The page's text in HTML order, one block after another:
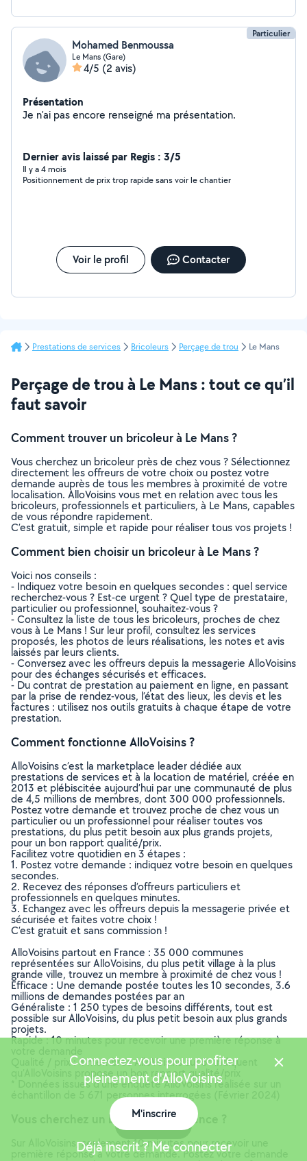
Particulier
Mohamed Benmoussa
Le Mans (Gare)
4/5 (2 avis)
Présentation
Je n'ai pas encore renseigné ma présentation.
Dernier avis laissé par Regis : 3/5
Il y a 4 mois
Positionnement de prix trop rapide sans voir le chantier
Voir le profil Contacter
Prestations de services Bricoleurs Perçage de trou Le Mans
Perçage de trou à Le Mans : tout ce qu’il
faut savoir
Comment trouver un bricoleur à Le Mans ?
Vous cherchez un bricoleur près de chez vous ? Sélectionnez
directement les offreurs de votre choix ou postez votre
demande auprès de tous les membres à proximité de votre
localisation. AlloVoisins vous met en relation avec tous les
bricoleurs, professionnels et particuliers, à Le Mans, capables
de vous répondre rapidement.
C’est gratuit, simple et rapide pour réaliser tous vos projets !
Comment bien choisir un bricoleur à Le Mans ?
Voici nos conseils :
- Indiquez votre besoin en quelques secondes : quel service
recherchez-vous ? Est-ce urgent ? Quel type de prestataire,
particulier ou professionnel, souhaitez-vous ?
- Consultez la liste de tous les bricoleurs, proches de chez
vous à Le Mans ! Sur leur profil, consultez les services
proposés, les photos de leurs réalisations, les notes et avis
laissés par leurs clients.
- Conversez avec les offreurs depuis la messagerie AlloVoisins
pour des échanges sécurisés et efficaces.
- Du contrat de prestation au paiement en ligne, en passant
par la prise de rendez-vous, l’état des lieux, les devis et les
factures : utilisez nos outils gratuits à chaque étape de votre
prestation.
Comment fonctionne AlloVoisins ?
AlloVoisins c’est la marketplace leader dédiée aux
prestations de services et à la location de matériel, créée en
2013 et plébiscitée aujourd’hui par une communauté de plus
de 4,5 millions de membres, dont 300 000 professionnels.
Postez votre demande et trouvez proche de chez vous un
particulier ou un professionnel pour réaliser toutes vos
prestations, du plus petit besoin aux plus grands projets,
pour un bon rapport qualité/prix.
Facilitez votre quotidien en 3 étapes :
1. Postez votre demande : indiquez votre besoin en quelques
secondes.
2. Recevez des réponses d’offreurs particuliers et
professionnels en quelques minutes.
3. Echangez avec les offreurs depuis la messagerie privée et
sécurisée et faites votre choix !
C’est gratuit et sans commission !
AlloVoisins partout en France : 35 000 communes
représentées sur AlloVoisins, du plus petit village à la plus
grande ville, trouvez un membre à proximité de chez vous !
Efficace : Une demande postée toutes les 10 secondes, 3.6
millions de demandes postées par an
Généraliste : 1 250 types de besoins différents, tout est
possible sur AlloVoisins, du plus petit besoin aux plus grands
projets.
Rapide : 10 minutes pour recevoir une première réponse à
Qualité / prix : 4 membres AlloVoisins sur 5* indiquent
qu’AlloVoisins propose un bon rapport qualité/prix
* Données issues d’une enquête AlloVoisins réalisée sur un
échantillon de 5 671 personnes interrogées (Février 2024)
Vous cherchez un bricoleur en urgence ?
Sur AlloVoisins, seulement 10 minutes pour recevoir une
première réponse à votre demande. Postez votre demande
Connectez-vous pour profiter
pleinement d'AlloVoisins
M'inscrire
Déjà inscrit ? Me connecter